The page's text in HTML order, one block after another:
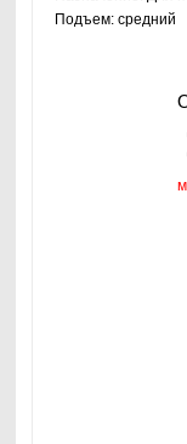
Подъем:средний